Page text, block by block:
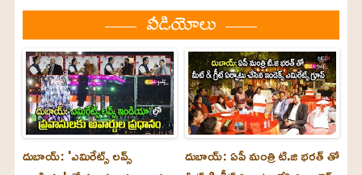
వీడియోలు
దుబాయ్: 'ఎమిరేట్స్ లవ్స్
దుబాయ్: ఏపీ మంత్రి టి.జి భరత్ తో